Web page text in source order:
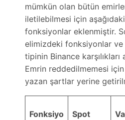
mümkün olan bütün
iletilebilmesi için
fonksiyonlar eklenmiştir.
elimizdeki fonksiyonlar
tipinin Binance karşılıkları
Emrin reddedilmemesi için
yazan şartlar yerine
Fonksiyo
Spot